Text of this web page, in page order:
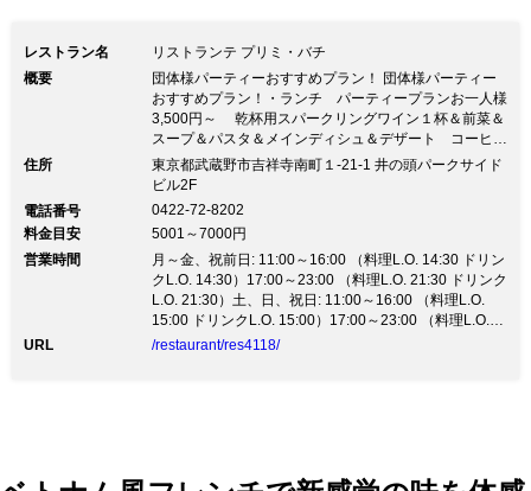
レストラン名
リストランテ プリミ・バチ
概要
団体様パーティーおすすめプラン！ 団体様パーティー
おすすめプラン！・ランチ パーティープランお一人様
3,500円～ 乾杯用スパークリングワイン１杯＆前菜＆
スープ＆パスタ＆メインディシュ＆デザート コーヒー
又は紅茶 ・ディナー 飲み放題付きコースプランお一
人様8,000円～ご予算に応じて承ります。 （２０名様～
ざいましたら、お問い合わせください。 上記の金額の
ほかに、サービス料５％と消費税を頂いております。
住所
東京都武蔵野市吉祥寺南町１-21-1 井の頭パークサイド
ビル2F
電話番号
0422-72-8202
料金目安
5001～7000円
営業時間
月～金、祝前日: 11:00～16:00 （料理L.O. 14:30 ドリン
クL.O. 14:30）17:00～23:00 （料理L.O. 21:30 ドリンク
L.O. 21:30）土、日、祝日: 11:00～16:00 （料理L.O.
15:00 ドリンクL.O. 15:00）17:00～23:00 （料理L.O.
21:30 ドリンクL.O. 21:30）
URL /restaurant/res4118/